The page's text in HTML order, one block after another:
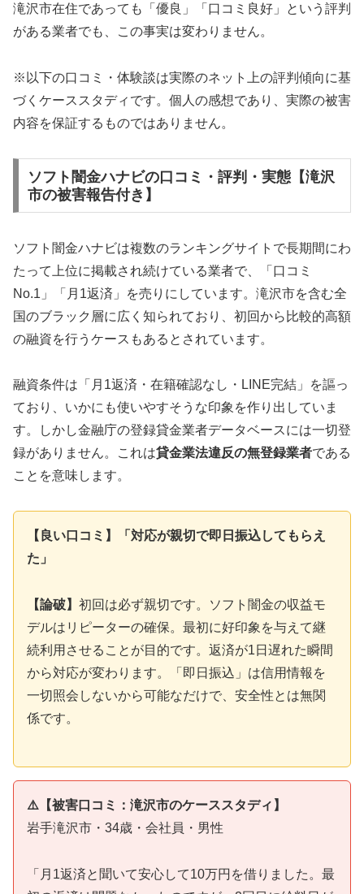
滝沢市在住であっても「優良」「口コミ良好」という評判
がある業者でも、この事実は変わりません。
※以下の口コミ・体験談は実際のネット上の評判傾向に基
づくケーススタディです。個人の感想であり、実際の被害
内容を保証するものではありません。
ソフト闇金ハナビの口コミ・評判・実態【滝沢
市の被害報告付き】
ソフト闇金ハナビは複数のランキングサイトで長期間にわ
たって上位に掲載され続けている業者で、「口コミ
No.1」「月1返済」を売りにしています。滝沢市を含む全
国のブラック層に広く知られており、初回から比較的高額
の融資を行うケースもあるとされています。
融資条件は「月1返済・在籍確認なし・LINE完結」を謳っ
ており、いかにも使いやすそうな印象を作り出していま
す。しかし金融庁の登録貸金業者データベースには一切登
録がありません。これは貸金業法違反の無登録業者である
ことを意味します。
【良い口コミ】「対応が親切で即日振込してもらえ
た」
【論破】 初回は必ず親切です。ソフト闇金の収益モ
デルはリピーターの確保。最初に好印象を与えて継
続利用させることが目的です。返済が1日遅れた瞬間
から対応が変わります。「即日振込」は信用情報を
一切照会しないから可能なだけで、安全性とは無関
係です。
⚠️【被害口コミ：滝沢市のケーススタディ】
岩手滝沢市・34歳・会社員・男性
「月1返済と聞いて安心して10万円を借りました。最